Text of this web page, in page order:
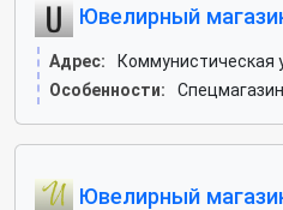
Ювелирный
Адрес:
Коммунистическая
Особенности:
Ювелирный